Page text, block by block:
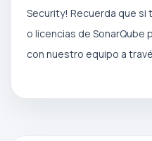
Security! Recuerda que
o licencias de
con nuestro equipo a